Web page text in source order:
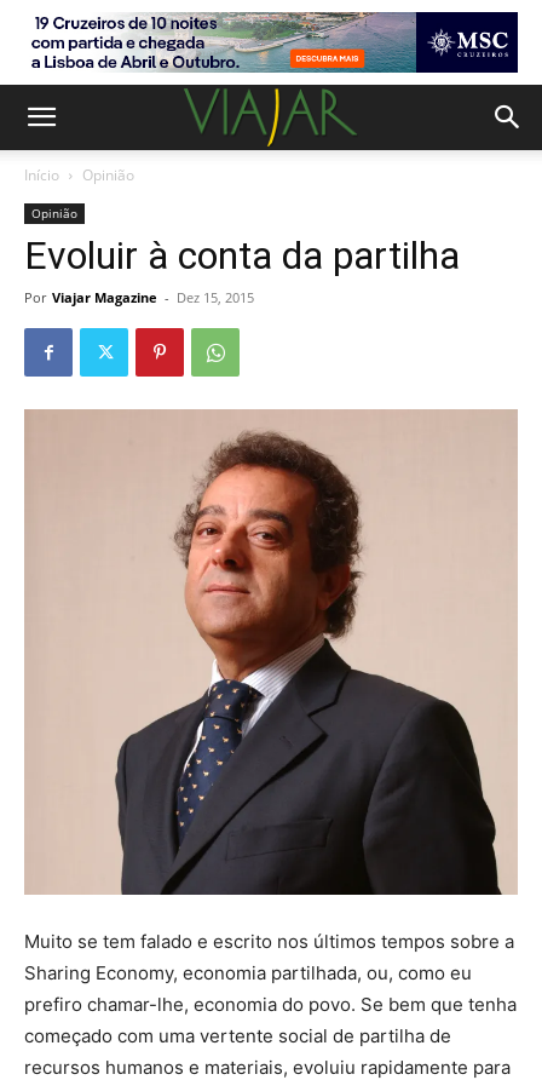
Início Opinião
Opinião
Evoluir à conta da partilha
Por Viajar Magazine - Dez 15, 2015
Muito se tem falado e escrito nos últimos tempos sobre a
Sharing Economy, economia partilhada, ou, como eu
prefiro chamar-lhe, economia do povo. Se bem que tenha
começado com uma vertente social de partilha de
recursos humanos e materiais, evoluiu rapidamente para